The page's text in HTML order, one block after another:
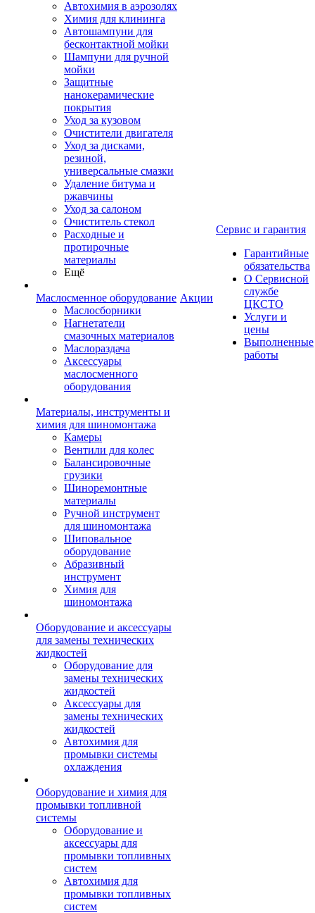
Автохимия в аэрозолях
Химия для клининга
Автошампуни для
бесконтактной мойки
Шампуни для ручной
мойки
Защитные
нанокерамические
покрытия
Уход за кузовом
Очистители двигателя
Уход за дисками,
резиной,
универсальные смазки
Удаление битума и
ржавчины
Уход за салоном
Очиститель стекол
Расходные и
протирочные
материалы
Ещё
Маслосменное оборудование
Маслосборники
Нагнетатели
смазочных материалов
Маслораздача
Аксессуары
маслосменного
оборудования
Материалы, инструменты и
химия для шиномонтажа
Камеры
Вентили для колес
Балансировочные
грузики
Шиноремонтные
материалы
Ручной инструмент
для шиномонтажа
Шиповальное
оборудование
Абразивный
инструмент
Химия для
шиномонтажа
Оборудование и аксессуары
для замены технических
жидкостей
Оборудование для
замены технических
жидкостей
Аксессуары для
замены технических
жидкостей
Автохимия для
промывки системы
охлаждения
Оборудование и химия для
промывки топливной
системы
Оборудование и
аксессуары для
промывки топливных
систем
Автохимия для
промывки топливных
систем
Акции
Сервис и гарантия
Гарантийные
обязательства
О Сервисной
службе
ЦКСТО
Услуги и
цены
Выполненные
работы